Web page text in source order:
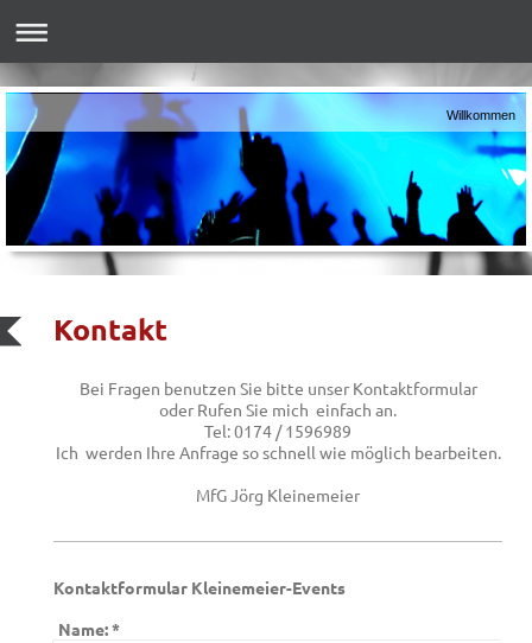
Willkommen
Kontakt
Bei Fragen benutzen Sie bitte unser Kontaktformular
oder Rufen Sie mich einfach an.
Tel: 0174 / 1596989
Ich werden Ihre Anfrage so schnell wie möglich bearbeiten.
MfG Jörg Kleinemeier
Kontaktformular Kleinemeier-Events
Name:*